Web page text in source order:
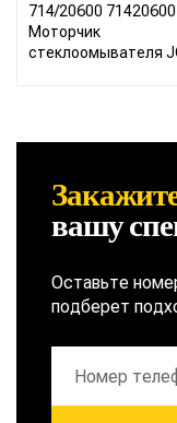
714/20600 71420600
Моторчик
стеклоомывателя
вашу
Оставьте
подберет